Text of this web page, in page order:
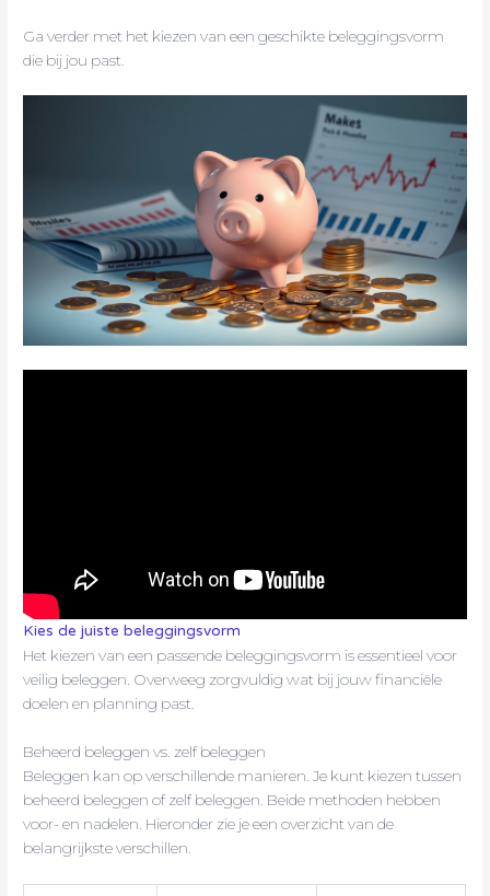
Ga verder met het kiezen van een geschikte beleggingsvorm
die bij jou past.
Kies de juiste beleggingsvorm
Het kiezen van een passende beleggingsvorm is essentieel voor
veilig beleggen. Overweeg zorgvuldig wat bij jouw financiële
doelen en planning past.
Beheerd beleggen vs. zelf beleggen
Beleggen kan op verschillende manieren. Je kunt kiezen tussen
beheerd beleggen of zelf beleggen. Beide methoden hebben
voor- en nadelen. Hieronder zie je een overzicht van de
belangrijkste verschillen.